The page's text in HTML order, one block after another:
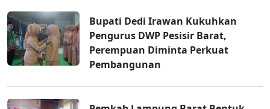
Bupati Dedi Irawan Kukuhkan
Pengurus DWP Pesisir Barat,
Perempuan Diminta Perkuat
Pembangunan